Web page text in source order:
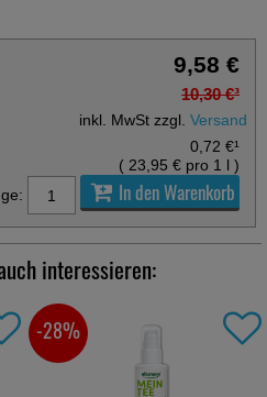
9,58 €
10,30 €³
inkl. MwSt zzgl.Versand
0,72 €¹
( 23,95 € pro 1 l)
In den Warenkorb
interessieren:
-28%